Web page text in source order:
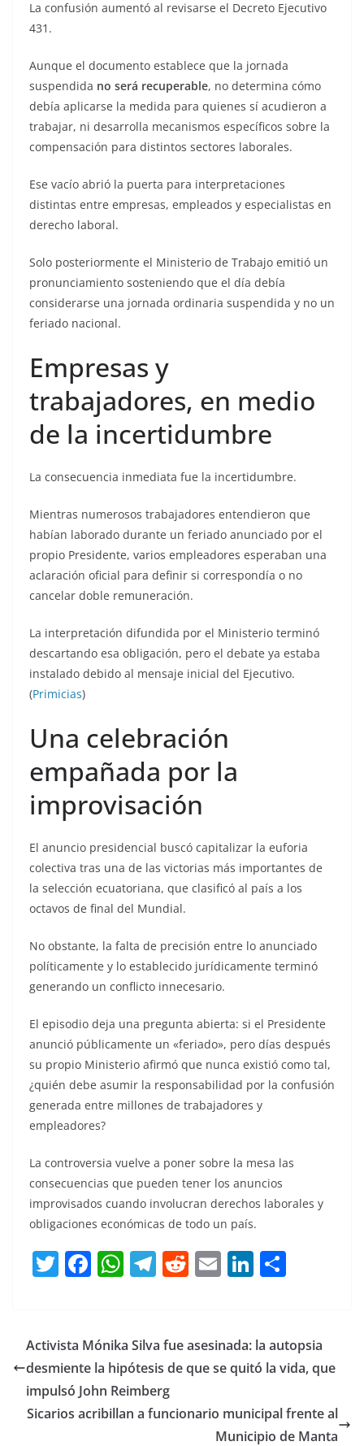
La confusión aumentó al revisarse el Decreto Ejecutivo
431.
Aunque el documento establece que la jornada
suspendida no será recuperable, no determina cómo
debía aplicarse la medida para quienes sí acudieron a
trabajar, ni desarrolla mecanismos específicos sobre la
compensación para distintos sectores laborales.
Ese vacío abrió la puerta para interpretaciones
distintas entre empresas, empleados y especialistas en
derecho laboral.
Solo posteriormente el Ministerio de Trabajo emitió un
pronunciamiento sosteniendo que el día debía
considerarse una jornada ordinaria suspendida y no un
feriado nacional.
Empresas y
trabajadores, en medio
de la incertidumbre
La consecuencia inmediata fue la incertidumbre.
Mientras numerosos trabajadores entendieron que
habían laborado durante un feriado anunciado por el
propio Presidente, varios empleadores esperaban una
aclaración oficial para definir si correspondía o no
cancelar doble remuneración.
La interpretación difundida por el Ministerio terminó
descartando esa obligación, pero el debate ya estaba
instalado debido al mensaje inicial del Ejecutivo.
(Primicias)
Una celebración
empañada por la
improvisación
El anuncio presidencial buscó capitalizar la euforia
colectiva tras una de las victorias más importantes de
la selección ecuatoriana, que clasificó al país a los
octavos de final del Mundial.
No obstante, la falta de precisión entre lo anunciado
políticamente y lo establecido jurídicamente terminó
generando un conflicto innecesario.
El episodio deja una pregunta abierta: si el Presidente
anunció públicamente un «feriado», pero días después
su propio Ministerio afirmó que nunca existió como tal,
¿quién debe asumir la responsabilidad por la confusión
generada entre millones de trabajadores y
empleadores?
La controversia vuelve a poner sobre la mesa las
consecuencias que pueden tener los anuncios
improvisados cuando involucran derechos laborales y
obligaciones económicas de todo un país.
T
er
F
e
b
o
o
W
s
A
p
p
T
gr
a
m
R
di
t
E
l
Li
e
dI
p
ar
Activista Mónika Silva fue asesinada: la autopsia
desmiente la hipótesis de que se quitó la vida, que
impulsó John Reimberg
Sicarios acribillan a funcionario municipal frente al
Municipio de Manta